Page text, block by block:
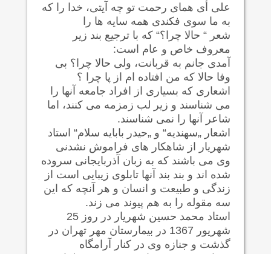
علی أی همای رحمت تو چه آیتی، خدا را که
به ما سوی فکندی همه سایه ها را
شعر “ حالا چرا؟“ که با ترجیع بند زیر
معروف خاص و عام است:
آمدی جانم به قربانت، ولی حالا چرا؟ بی
وفا حالا که من افتاده ام از پا چرا ؟
اشعاری که بسیاری از افراد جامعه آنها را
می شناسند و زیر لب زمزمه می کنند، اما
شاعر آنها را نمی شناسند.
اشعار „سهندیه“ و „حیدر بابایه سلام“ استاد
شهریار از شاهکار های فراموش نشدنی
وی می باشند که به زبان آذربایجانی سروده
شده اند و بند بند آنها تابلوی زیبایی است از
زندگی و طبیعت و انسان و هر آنچه که این
سه مقوله را به هم پیوند می زند.
استاد محمد حسین شهریار در روز 25
شهریور 1367 در بیمارستان مهر تهران در
گذشت و جنازه وی در کنار آرامگاه